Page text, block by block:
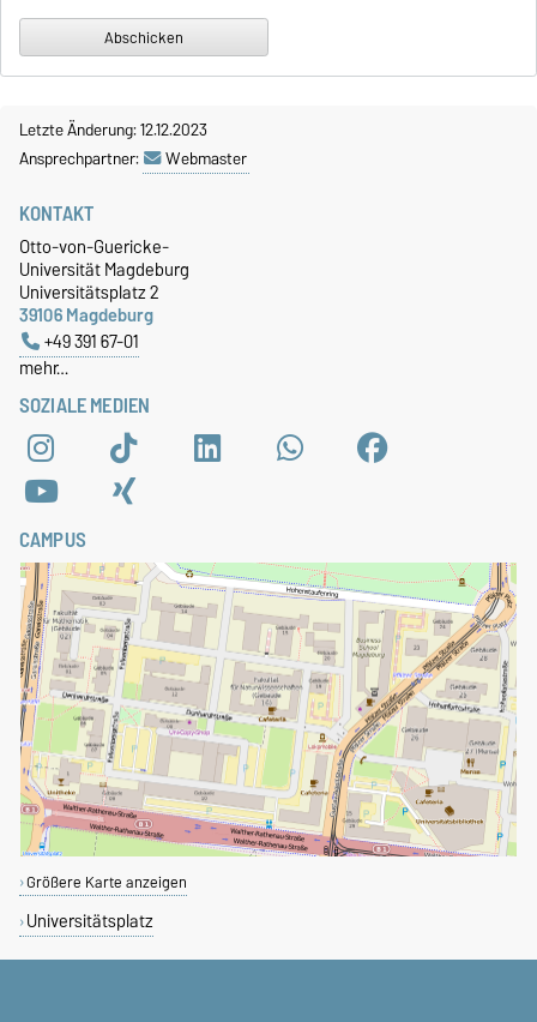
Letzte Änderung: 12.12.2023
Ansprechpartner:
Webmaster
SOZIALE MEDIEN
KONTAKT
Otto-von-Guericke-
Universität Magdeburg
Universitätsplatz 2
39106 Magdeburg
+49 391 67-01
mehr…
CAMPUS
Größere Karte anzeigen
Universitätsplatz